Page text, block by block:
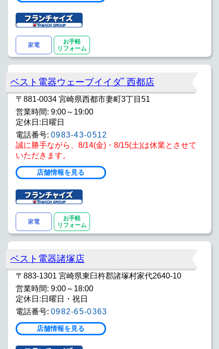
家電
お手軽
リフォーム
ベスト電器ウェーブイイダﾞ西都店
〒881-0034 宮崎県西都市妻町3丁目51
営業時間: 9:00～19:00
定休日:日曜日
電話番号: 0983-43-0512
誠に勝手ながら、8/14(金)・8/15(土)は休業とさせて
いただきます。
店舗情報を見る
家電
お手軽
リフォーム
ベスト電器諸塚店
〒883-1301 宮崎県東臼杵郡諸塚村家代2640-10
営業時間: 9:00～18:00
定休日:日曜日・祝日
電話番号: 0982-65-0363
店舗情報を見る